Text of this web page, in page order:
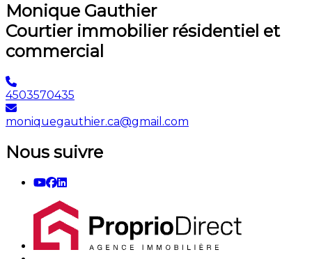
Monique Gauthier
Courtier immobilier résidentiel et
commercial
4503570435
moniquegauthier.ca@gmail.com
Nous suivre